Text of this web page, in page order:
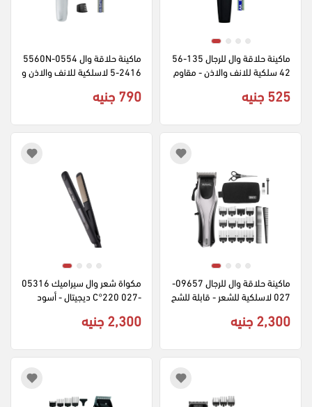
ماكينة حلاقة وال للرجال 135-56
42 سلكية للانف والاذن - مقاوم
525 جنيه
ماكينة حلاقة وال 5560N-0554
5-2416 لاسلكية للانف والاذن و
790 جنيه
ماكينة حلاقة وال للرجال 09657-
027 لاسلكية للشعر - قابلة للشح
2,300 جنيه
مكواة شعر وال سيراميك 05316
-027 220°C ديجيتال - أسود
2,300 جنيه